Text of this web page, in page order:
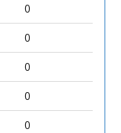
0
0
0
0
0